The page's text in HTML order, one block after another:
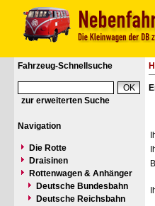
Fahrzeug-Schnellsuche
zur erweiterten Suche
Navigation
Die Rotte
Draisinen
Rottenwagen & Anhänger
Deutsche Bundesbahn
Deutsche Reichsbahn